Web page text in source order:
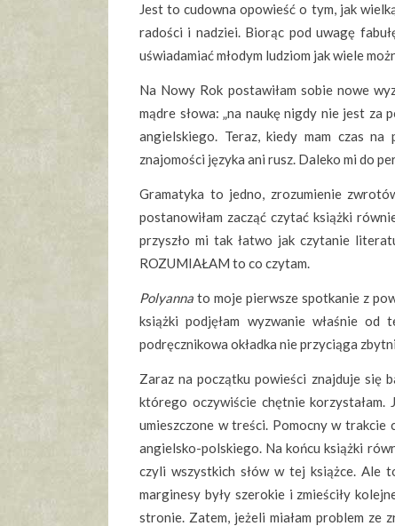
Jest to cudowna opowieść o tym, jak
radości i nadziei. Biorąc pod uwagę
uświadamiać młodym ludziom jak wiele
Na Nowy Rok postawiłam sobie nowe
mądre słowa: „na naukę nigdy nie jest za
angielskiego. Teraz, kiedy mam czas
znajomości języka ani rusz. Daleko mi do
Gramatyka to jedno, zrozumienie
postanowiłam zacząć czytać książki
przyszło mi tak łatwo jak czytanie
ROZUMIAŁAM to co czytam.
Polyanna to moje pierwsze spotkanie z
książki podjęłam wyzwanie właśnie
podręcznikowa okładka nie przyciąga
Zaraz na początku powieści znajduje się
którego oczywiście chętnie korzystałam.
umieszczone w treści. Pomocny w trakcie
angielsko-polskiego. Na końcu książki
czyli wszystkich słów w tej książce. Ale
marginesy były szerokie i zmieściły
stronie. Zatem, jeżeli miałam problem ze